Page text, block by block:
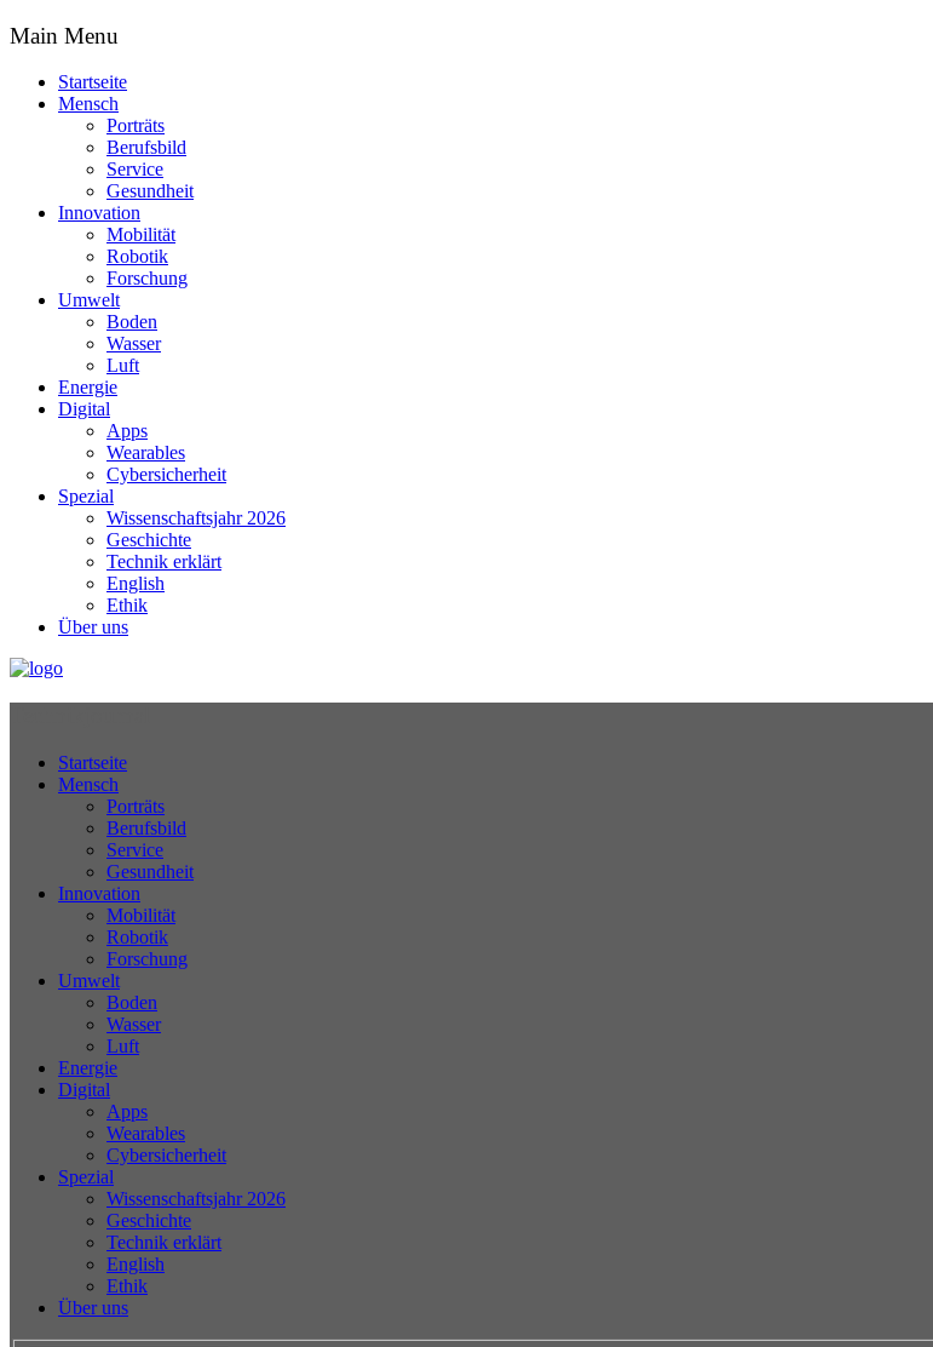
Main Menu
Startseite
Mensch
Porträts
Berufsbild
Service
Gesundheit
Innovation
Mobilität
Robotik
Forschung
Umwelt
Boden
Wasser
Luft
Energie
Digital
Apps
Wearables
Cybersicherheit
Spezial
Wissenschaftsjahr 2026
Geschichte
Technik erklärt
English
Ethik
Über uns
Startseite
Mensch
Porträts
Berufsbild
Service
Gesundheit
Innovation
Mobilität
Robotik
Forschung
Umwelt
Boden
Wasser
Luft
Energie
Digital
Apps
Wearables
Cybersicherheit
Spezial
Wissenschaftsjahr 2026
Geschichte
Technik erklärt
English
Ethik
Über uns